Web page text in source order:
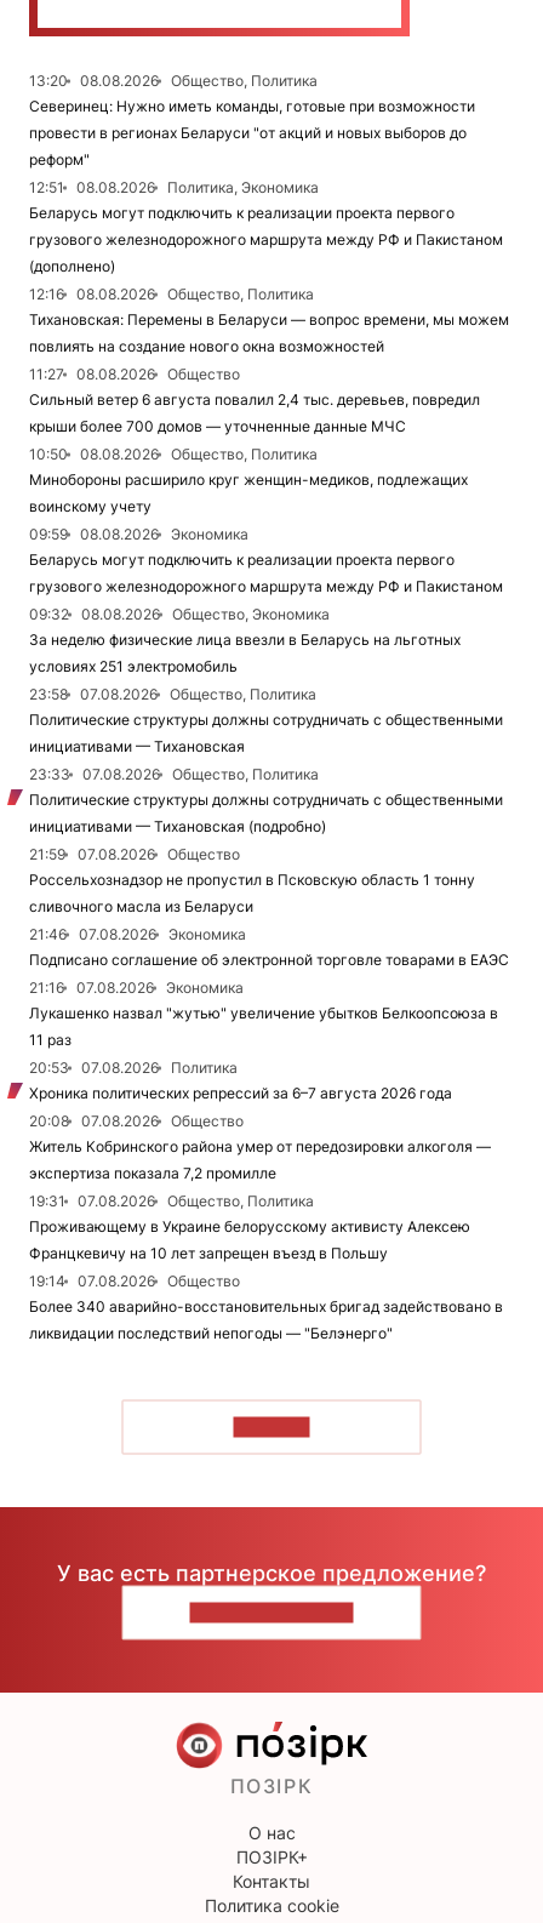
13:20 08.08.2026
Общество, Политика
Северинец: Нужно иметь команды, готовые при возможности
провести в регионах Беларуси "от акций и новых выборов до
реформ"
12:51
08.08.2026
Политика, Экономика
Беларусь могут подключить к реализации проекта первого
грузового железнодорожного маршрута между РФ и Пакистаном
(дополнено)
12:16
08.08.2026
Общество, Политика
Тихановская: Перемены в Беларуси — вопрос времени, мы можем
повлиять на создание нового окна возможностей
11:27
08.08.2026
Общество
Сильный ветер 6 августа повалил 2,4 тыс. деревьев, повредил
крыши более 700 домов — уточненные данные МЧС
10:50
08.08.2026
Общество, Политика
Минобороны расширило круг женщин-медиков, подлежащих
воинскому учету
09:59
08.08.2026
Экономика
Беларусь могут подключить к реализации проекта первого
грузового железнодорожного маршрута между РФ и Пакистаном
09:32
08.08.2026
Общество, Экономика
За неделю физические лица ввезли в Беларусь на льготных
условиях 251 электромобиль
23:58
07.08.2026
Общество, Политика
Политические структуры должны сотрудничать с общественными
инициативами — Тихановская
23:33
07.08.2026
Общество, Политика
Политические структуры должны сотрудничать с общественными
инициативами — Тихановская (подробно)
21:59
07.08.2026
Общество
Россельхознадзор не пропустил в Псковскую область 1 тонну
сливочного масла из Беларуси
21:46
07.08.2026
Экономика
Подписано соглашение об электронной торговле товарами в ЕАЭС
21:16
07.08.2026
Экономика
Лукашенко назвал "жутью" увеличение убытков Белкоопсоюза в
11 раз
20:53
07.08.2026
Политика
Хроника политических репрессий за 6–7 августа 2026 года
20:08
07.08.2026
Общество
Житель Кобринского района умер от передозировки алкоголя —
экспертиза показала 7,2 промилле
19:31
07.08.2026
Общество, Политика
Проживающему в Украине белорусскому активисту Алексею
Францкевичу на 10 лет запрещен въезд в Польшу
19:14
07.08.2026
Общество
Более 340 аварийно-восстановительных бригад задействовано в
ликвидации последствий непогоды — "Белэнерго"
У вас есть партнерское предложение?
ПОЗІРК
О нас
ПОЗІРК+
Контакты
Политика cookie